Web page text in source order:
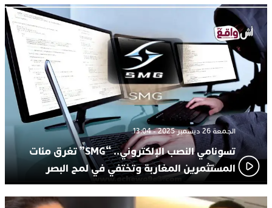
الجمعة 26 ديسمبر 2025 - 13:04
تسونامي النصب الإلكتروني.. “SMG” تغرق مئات
المستثمرين المغاربة وتختفي في لمح البصر